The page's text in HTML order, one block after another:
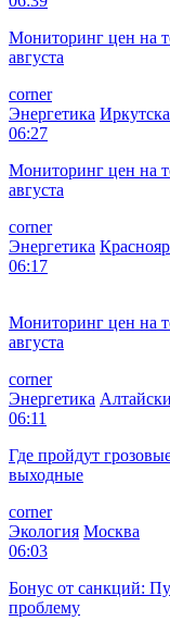
Мониторинг цен на
августа
corner
Энергетика
06:27
Мониторинг цен на
августа
corner
Энергетика
06:17
Мониторинг цен на
августа
corner
Энергетика
06:11
Где пройдут
выходные
corner
Экология Москва
06:03
Бонус от санкций:
проблему